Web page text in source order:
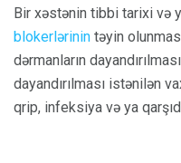
Bir xəstənin tibbi tarixi və
blokerlərinin təyin
dərmanların
dayandırılması istənilən
qrip, infeksiya və ya